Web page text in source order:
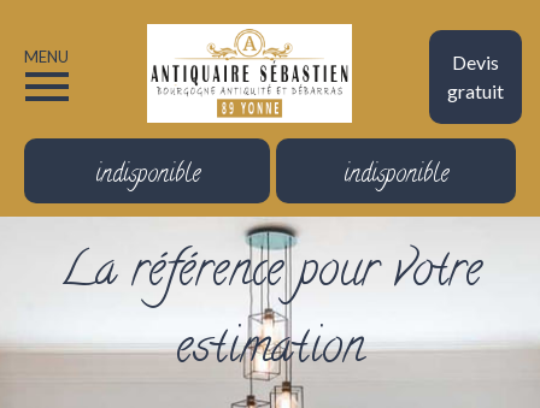
Devis
gratuit
MENU
indisponible indisponible
La référence pour votre
estimation